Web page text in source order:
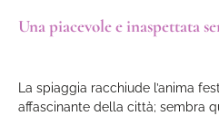
Una piacevole e inaspettata
La spiaggia racchiude l’anima
affascinante della città; sembra